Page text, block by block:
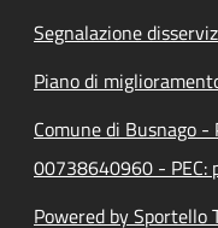
Segnalazione
Piano di
Comune di Busnago
00738640960 - PEC:
Powered by Sportello